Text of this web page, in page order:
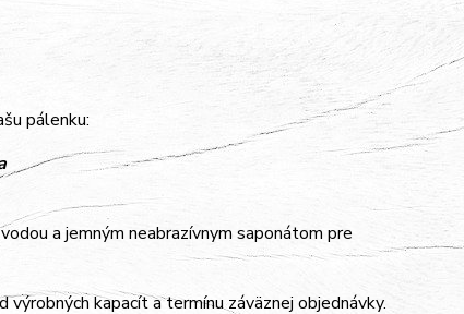
pálenku:
a jemným neabrazívnym saponátom pre
kapacít a termínu záväznej objednávky.